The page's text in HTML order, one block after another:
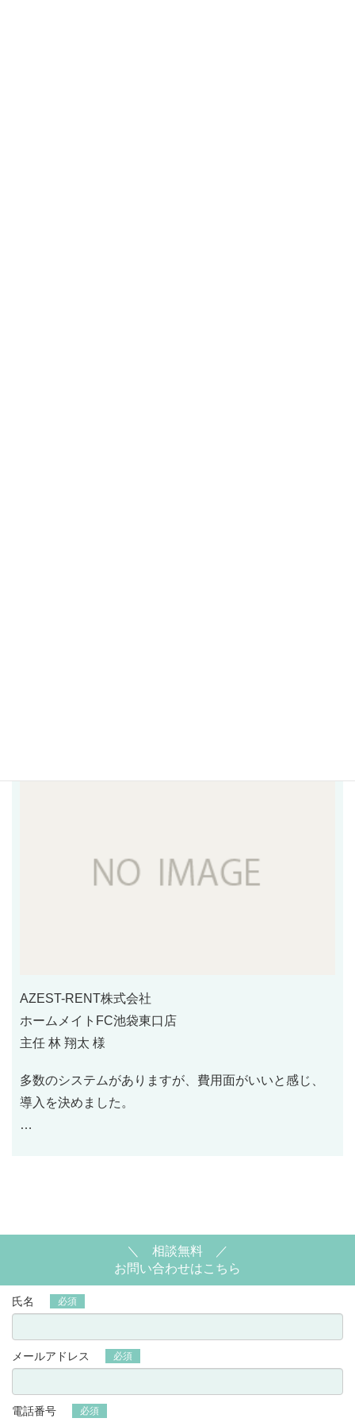
AZEST-RENT株式会社
ホームメイトFC池袋東口店
主任 林 翔太 様
多数のシステムがありますが、費用面がいいと感じ、
導入を決めました。
＼ 相談無料 ／
お問い合わせはこちら
氏名 必須
メールアドレス 必須
電話番号 必須